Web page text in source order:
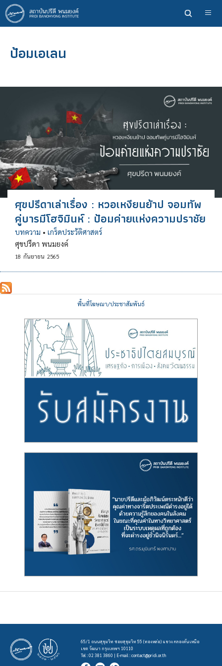
ข้าม
ไป
ยัง
หลักป้อมเอเลน
ศุขปรีดาเล่าเรื่อง : หวอเหงียนย้าป จอมทัพ
คู่บารมีโฮจิมินห์ : ป้อมค่ายแห่งความปราชัย
บทความ • เกร็ดประวัติศาสตร์
ศุขปรีดา พนมยงค์
18 กันยายน 2565
พื้นที่โฆษณา/ประชาสัมพันธ์
65/1 ถนนสุขุมวิท ซอยสุขุมวิท 55 (ทองหล่อ) แขวง คลองตันเหนือ
เขต วัฒนา กรุงเทพฯ 10110
Tel : 02 381 3860 | E-mail :contact@pridi.or.th